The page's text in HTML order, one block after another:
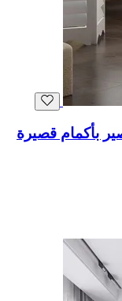
بأكمام قصيرة